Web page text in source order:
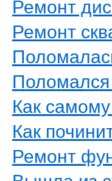
Ремонт
Ремонт
Поломался
Как
Как
Ремонт